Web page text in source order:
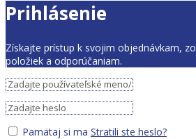
Prihlásenie
Získajte prístup k svojim objednávkam,
položiek a odporúčaniam.
Pamätaj si ma Stratili ste heslo?